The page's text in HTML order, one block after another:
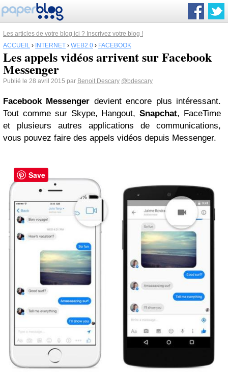
Les articles de votre blog ici ? Inscrivez votre blog !
ACCUEIL › INTERNET › WEB2.0 › FACEBOOK
Les appels vidéos arrivent sur Facebook
Messenger
Publié le 28 avril 2015 par Benoit Descary @bdescary
FacebookMessenger devient encore plus intéressant.
Tout comme sur Skype, Hangout,Snapchat, FaceTime
et plusieurs autres applications de communications,
vous pouvez faire des appels vidéos depuis Messenger.
Save